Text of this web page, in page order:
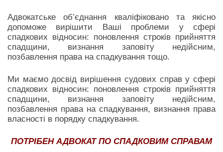
Адвокатське об’єднання кваліфіковано та якісно
допоможе вирішити Ваші проблеми у сфері
спадкових відносин: поновлення строків прийняття
спадщини, визнання заповіту недійсним,
позбавлення права на спадкування тощо.
Ми маємо досвід вирішення судових справ у сфері
спадкових відносин: поновлення строків прийняття
спадщини, визнання заповіту недійсним,
позбавлення права на спадкування, визнання права
власності в порядку спадкування.
ПОТРІБЕН АДВОКАТ ПО СПАДКОВИМ СПРАВАМ